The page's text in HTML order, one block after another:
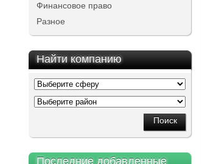
Финансовое право
Разное
Найти компанию
Последние добавленные